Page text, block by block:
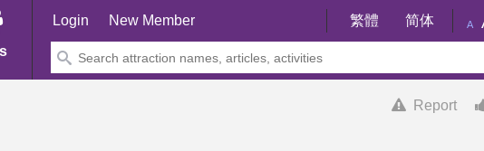
Login New Member 繁體 简体 A
Report